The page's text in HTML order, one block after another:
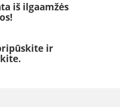
iš ilgaamžės
ir